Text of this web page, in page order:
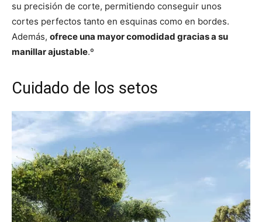
su precisión de corte, permitiendo conseguir unos
cortes perfectos tanto en esquinas como en bordes.
Además, ofrece una mayor comodidad gracias a su
manillar ajustable.º
Cuidado de los setos